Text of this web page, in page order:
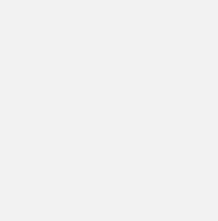
ввода баз данных и
данных.
функций.
C# и C++ (Professional и
JSON (Enterprise).
средств управления C# или
командной строки.